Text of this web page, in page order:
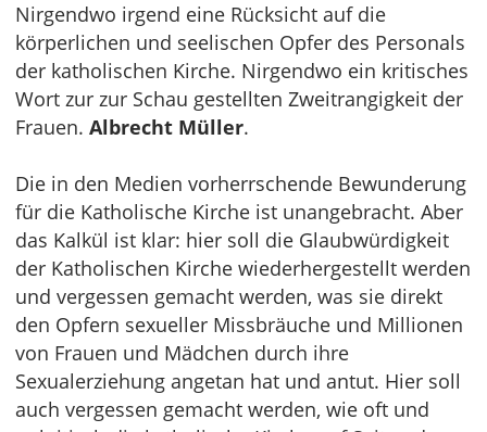
Nirgendwo irgend eine Rücksicht auf die
körperlichen und seelischen Opfer des Personals
der katholischen Kirche. Nirgendwo ein kritisches
Wort zur zur Schau gestellten Zweitrangigkeit der
Frauen. Albrecht Müller.
Die in den Medien vorherrschende Bewunderung
für die Katholische Kirche ist unangebracht. Aber
das Kalkül ist klar: hier soll die Glaubwürdigkeit
der Katholischen Kirche wiederhergestellt werden
und vergessen gemacht werden, was sie direkt
den Opfern sexueller Missbräuche und Millionen
von Frauen und Mädchen durch ihre
Sexualerziehung angetan hat und antut. Hier soll
auch vergessen gemacht werden, wie oft und